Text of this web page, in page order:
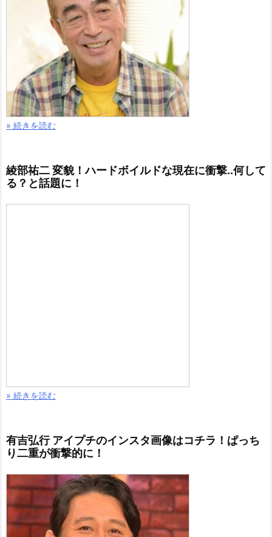
» 続きを読む
綾部祐二 変貌！ハードボイルドな現在に衝撃..何して
る？と話題に！
» 続きを読む
有吉弘行 アイプチのインスタ画像はコチラ！ぱっち
り二重が衝撃的に！